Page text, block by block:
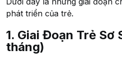
phát triển của trẻ.
1. Giai Đoạn Trẻ Sơ
tháng)